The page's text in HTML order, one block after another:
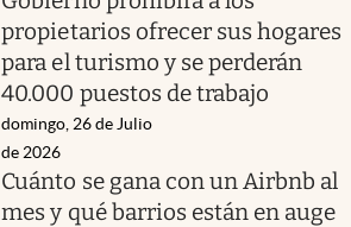
propietarios ofrecer sus hogares
para el turismo y se perderán
40.000 puestos de trabajo
domingo, 26 de Julio
de 2026
Cuánto se gana con un Airbnb al
mes y qué barrios están en auge